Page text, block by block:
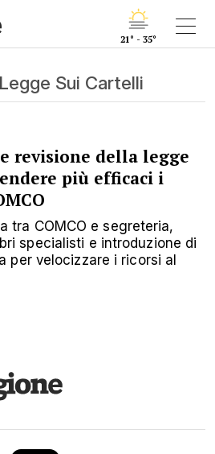
21° - 35°
Sui Cartelli
revisione della legge
più efficaci i
tra COMCO e segreteria,
specialisti e introduzione di
per velocizzare i ricorsi al